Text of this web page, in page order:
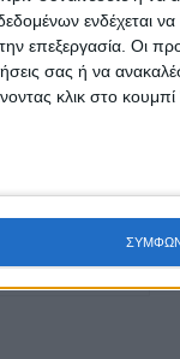
ενδέχεται να
επεξεργασία. Οι
σας ή να
κλικ στο
καταιγίδες και
θερμοκρασίας